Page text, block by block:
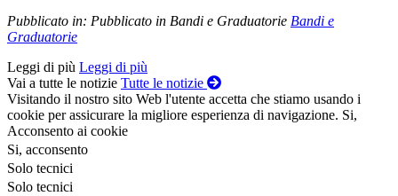
Pubblicato in: Pubblicato in Bandi e Graduatorie Bandi e
Graduatorie
Leggi di più Leggi di più
Vai a tutte le notizie Tutte le notizie
Visitando il nostro sito Web l'utente accetta che stiamo usando i
cookie per assicurare la migliore esperienza di navigazione. Si,
Acconsento ai cookie
Si, acconsento
Solo tecnici
Solo tecnici